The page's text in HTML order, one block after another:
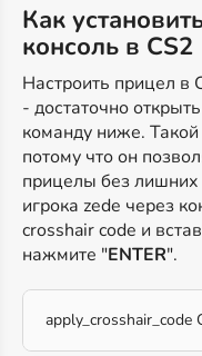
Как
консоль в CS2
Настроить прицел в
- достаточно
команду ниже. Такой
потому что он
прицелы без
игрока zede через
crosshair code и
нажмите "ENTER".